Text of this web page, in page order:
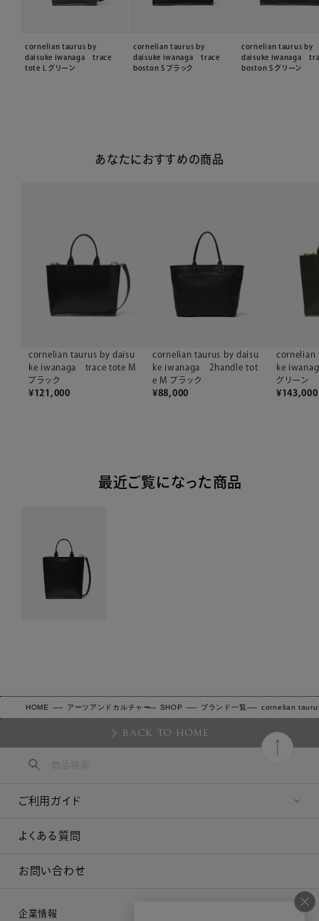
cornelian taurus by
daisuke iwanaga trace
tote L グリーン
cornelian taurus by
daisuke iwanaga trace
boston S ブラック
cornelian taurus by
daisuke iwanaga
boston S グリーン
あなたにおすすめの商品
cornelian taurus by daisu
ke iwanaga trace tote M
ブラック
¥121,000
cornelian taurus by daisu
ke iwanaga 2handle tot
e M ブラック
¥88,000
cornelian
ke
グリーン
¥143,000
最近ご覧になった商品
HOME アーツアンドカルチャー SHOP ブランド一覧 cornelian
BACK TO HOME
ご利用ガイド
よくある質問
お問い合わせ
企業情報